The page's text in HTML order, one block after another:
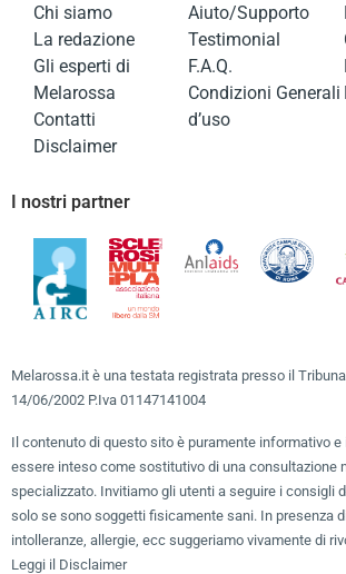
Chi siamo
La redazione
Gli esperti di
Melarossa
Contatti
Disclaimer
Aiuto/Supporto
Testimonial
F.A.Q.
Condizioni Generali
d’uso
I nostri partner
Melarossa.it è una testata registrata presso il
14/06/2002 P.Iva 01147141004
Il contenuto di questo sito è puramente informativo
essere inteso come sostitutivo di una consultazione
specializzato. Invitiamo gli utenti a seguire i consigli
solo se sono soggetti fisicamente sani. In presenza
intolleranze, allergie, ecc suggeriamo vivamente di
Leggi il Disclaimer